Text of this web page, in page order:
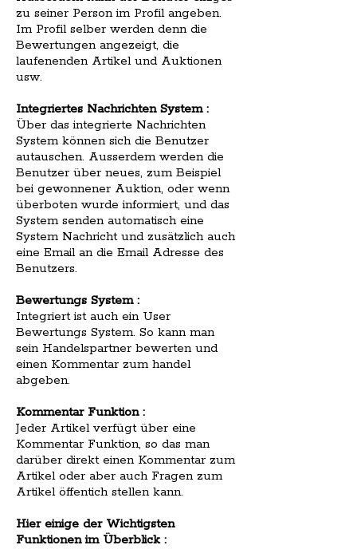
zu seiner Person im Profil angeben.
Im Profil selber werden denn die
Bewertungen angezeigt, die
laufenenden Artikel und Auktionen
usw.
Integriertes Nachrichten System :
Über das integrierte Nachrichten
System können sich die Benutzer
autauschen. Ausserdem werden die
Benutzer über neues, zum Beispiel
bei gewonnener Auktion, oder wenn
überboten wurde informiert, und das
System senden automatisch eine
System Nachricht und zusätzlich auch
eine Email an die Email Adresse des
Benutzers.
Bewertungs System :
Integriert ist auch ein User
Bewertungs System. So kann man
sein Handelspartner bewerten und
einen Kommentar zum handel
abgeben.
Kommentar Funktion :
Jeder Artikel verfügt über eine
Kommentar Funktion, so das man
darüber direkt einen Kommentar zum
Artikel oder aber auch Fragen zum
Artikel öffentich stellen kann.
Hier einige der Wichtigsten
Funktionen im Überblick :